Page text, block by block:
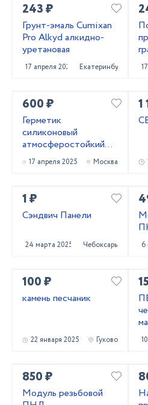
243 ₽
Грунт-эмаль Cumixan
Pro Alkyd алкидно-
уретановая
17 апреля 2025 Екатеринбург
600 ₽
Герметик
силиконовый
атмocфеpocтoйкий
(черный) 600 мл
17 апреля 2025 Москва
1
1 ₽
Сэндвич Панели
24 марта 2025 Чебоксары 6
100 ₽
камень песчаник
22 января 2025 Гуково
850 ₽
Модуль резьбовой